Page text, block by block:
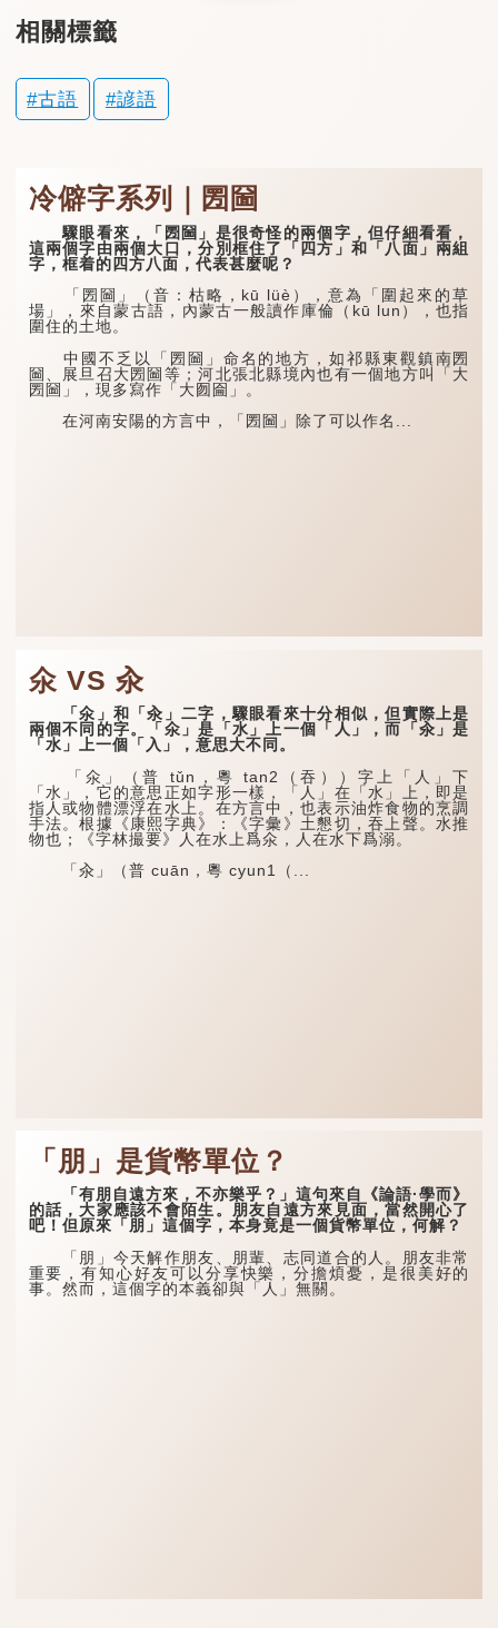
相關標籤
古語 諺語
冷僻字系列｜圐圙
驟眼看來，「圐圙」是很奇怪的兩個字，但仔細看看，
這兩個字由兩個大口，分別框住了「四方」和「八面」兩組
字，框着的四方八面，代表甚麼呢？
「圐圙」（音：枯略，kū lüè），意為「圍起來的草
場」，來自蒙古語，內蒙古一般讀作庫倫（kū lun），也指
圍住的土地。
中國不乏以「圐圙」命名的地方，如祁縣東觀鎮南圐
圙、展旦召大圐圙等；河北張北縣境內也有一個地方叫「大
圐圙」，現多寫作「大囫圇」。
在河南安陽的方言中，「圐圙」除了可以作名...
氽 VS 汆
「氽」和「汆」二字，驟眼看來十分相似，但實際上是
兩個不同的字。「氽」是「水」上一個「人」，而「汆」是
「水」上一個「入」，意思大不同。
「氽」（普 tǔn，粵 tan2（吞））字上「人」下
「水」，它的意思正如字形一樣，「人」在「水」上，即是
指人或物體漂浮在水上。在方言中，也表示油炸食物的烹調
手法。根據《康熙字典》：《字彙》土懇切，吞上聲。水推
物也；《字林撮要》人在水上爲氽，人在水下爲溺。
「汆」（普 cuān，粵 cyun1（...
「朋」是貨幣單位？
「有朋自遠方來，不亦樂乎？」這句來自《論語·學而》
的話，大家應該不會陌生。朋友自遠方來見面，當然開心了
吧！但原來「朋」這個字，本身竟是一個貨幣單位，何解？
「朋」今天解作朋友、朋輩、志同道合的人。朋友非常
重要，有知心好友可以分享快樂，分擔煩憂，是很美好的
事。然而，這個字的本義卻與「人」無關。